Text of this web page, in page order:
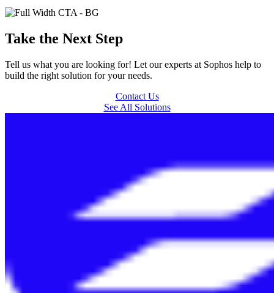
Take the Next Step
Tell us what you are looking for! Let our experts at Sophos help to
build the right solution for your needs.
Contact Us
See All Solutions